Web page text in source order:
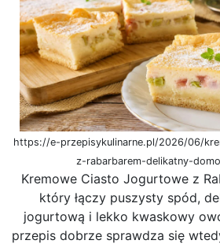
https://e-przepisykulinarne.pl/2026/06/
z-rabarbarem-delikatny-
Kremowe Ciasto Jogurtowe z
który łączy puszysty spód,
jogurtową i lekko kwaskowy
przepis dobrze sprawdza się